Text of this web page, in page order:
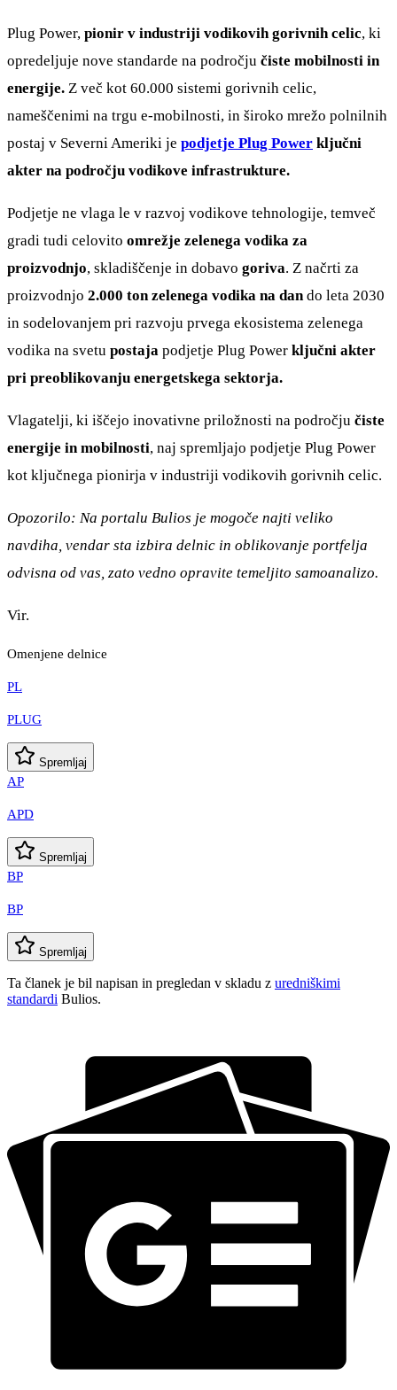
Plug Power, pionir v industriji vodikovih gorivnih celic, ki
opredeljuje nove standarde na področju čiste mobilnosti in
energije. Z več kot 60.000 sistemi gorivnih celic,
nameščenimi na trgu e-mobilnosti, in široko mrežo polnilnih
postaj v Severni Ameriki je podjetje Plug Power ključni
akter na področju vodikove infrastrukture.
Podjetje ne vlaga le v razvoj vodikove tehnologije, temveč
gradi tudi celovito omrežje zelenega vodika za
proizvodnjo, skladiščenje in dobavo goriva. Z načrti za
proizvodnjo 2.000 ton zelenega vodika na dando leta 2030
in sodelovanjem pri razvoju prvega ekosistema zelenega
vodika na svetu postaja podjetje Plug Power ključni akter
pri preoblikovanju energetskega sektorja.
Vlagatelji, ki iščejo inovativne priložnosti na področju čiste
energije in mobilnosti, naj spremljajo podjetje Plug Power
kot ključnega pionirja v industriji vodikovih gorivnih celic.
Opozorilo: Na portalu Bulios je mogoče najti veliko
navdiha, vendar sta izbira delnic in oblikovanje portfelja
odvisna od vas, zato vedno opravite temeljito samoanalizo.
Vir.
Omenjene delnice
PL
PLUG
Spremljaj
AP
APD
Spremljaj
BP
BP
Spremljaj
Ta članek je bil napisan in pregledan v skladu z uredniškimi
standardi Bulios.